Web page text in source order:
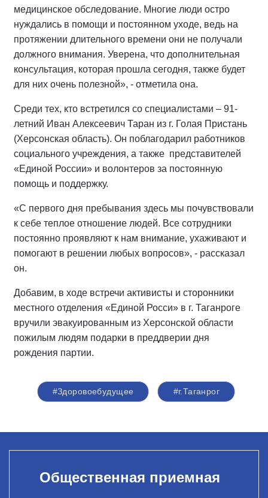
медицинское обследование. Многие люди остро
нуждались в помощи и постоянном уходе, ведь на
протяжении длительного времени они не получали
должного внимания. Уверена, что дополнительная
консультация, которая прошла сегодня, также будет
для них очень полезной», - отметила она.
Среди тех, кто встретился со специалистами – 91-
летний Иван Алексеевич Таран из г. Голая Пристань
(Херсонская область). Он поблагодарил работников
социального учреждения, а также представителей
«Единой России» и волонтеров за постоянную
помощь и поддержку.
«С первого дня пребывания здесь мы почувствовали
к себе теплое отношение людей. Все сотрудники
постоянно проявляют к нам внимание, ухаживают и
помогают в решении любых вопросов», - рассказал
он.
Добавим, в ходе встречи активисты и сторонники
местного отделения «Единой Росси» в г. Таганроге
вручили эвакуированным из Херсонской области
пожилым людям подарки в преддверии дня
рождения партии.
#Здоровоебудущее #г.Таганрог
Общественная приемная